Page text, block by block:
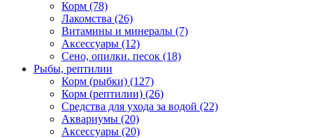
Корм (78)
Лакомства (26)
Витамины и минералы (7)
Аксессуары (12)
Сено, опилки. песок (18)
Рыбы, рептилии
Корм (рыбки) (127)
Корм (рептилии) (26)
Средства для ухода за водой (22)
Аквариумы (20)
Аксессуары (20)